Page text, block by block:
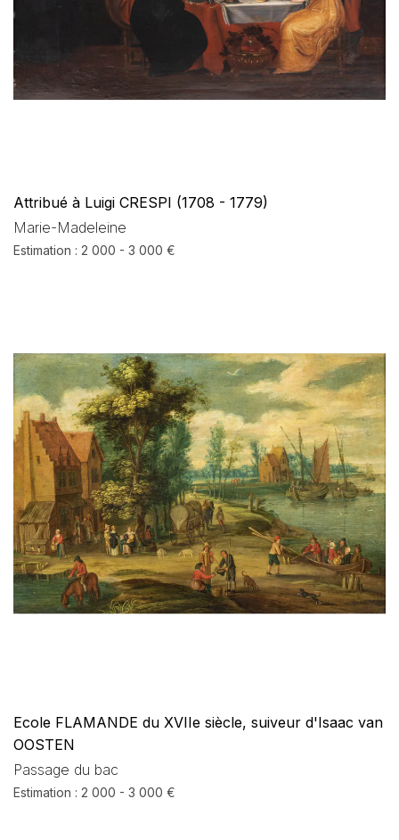
Attribué à Luigi CRESPI (1708 - 1779)
Marie-Madeleine
Estimation : 2 000 - 3 000 €
Ecole FLAMANDE du XVIIe siècle, suiveur d'Isaac van
OOSTEN
Passage du bac
Estimation : 2 000 - 3 000 €